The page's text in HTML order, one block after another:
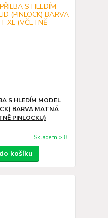
S HLEDÍM MODEL
BARVA MATNÁ
PINLOCKU)
Skladem > 8
košíku